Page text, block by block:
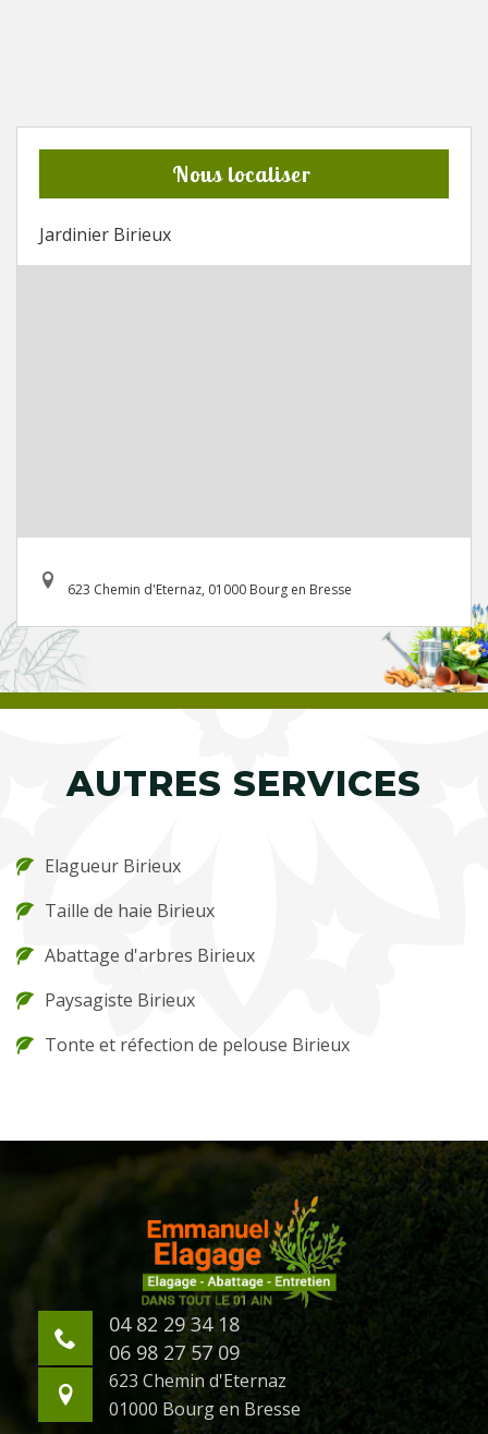
Nous localiser
Jardinier Birieux
623 Chemin d'Eternaz, 01000 Bourg en Bresse
AUTRES SERVICES
Elagueur Birieux
Taille de haie Birieux
Abattage d'arbres Birieux
Paysagiste Birieux
Tonte et réfection de pelouse Birieux
04 82 29 34 18
06 98 27 57 09
623 Chemin d'Eternaz
01000 Bourg en Bresse